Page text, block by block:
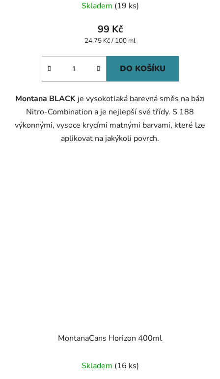
hodnocení
produktu
je
Skladem (19 ks)
99 Kč
Měrná
24,75 Kč / 100 ml
DO KOŠÍKU
Montana BLACK je vysokotlaká barevná směs na bázi
Nitro-Combination a je nejlepší své třídy. S 188
výkonnými, vysoce krycími matnými barvami, které lze
aplikovat na jakýkoli povrch.
MontanaCans Horizon 400ml
Skladem (16 ks)